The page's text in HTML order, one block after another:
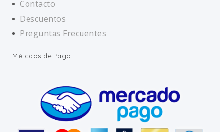
Contacto
Descuentos
Preguntas Frecuentes
Métodos de Pago